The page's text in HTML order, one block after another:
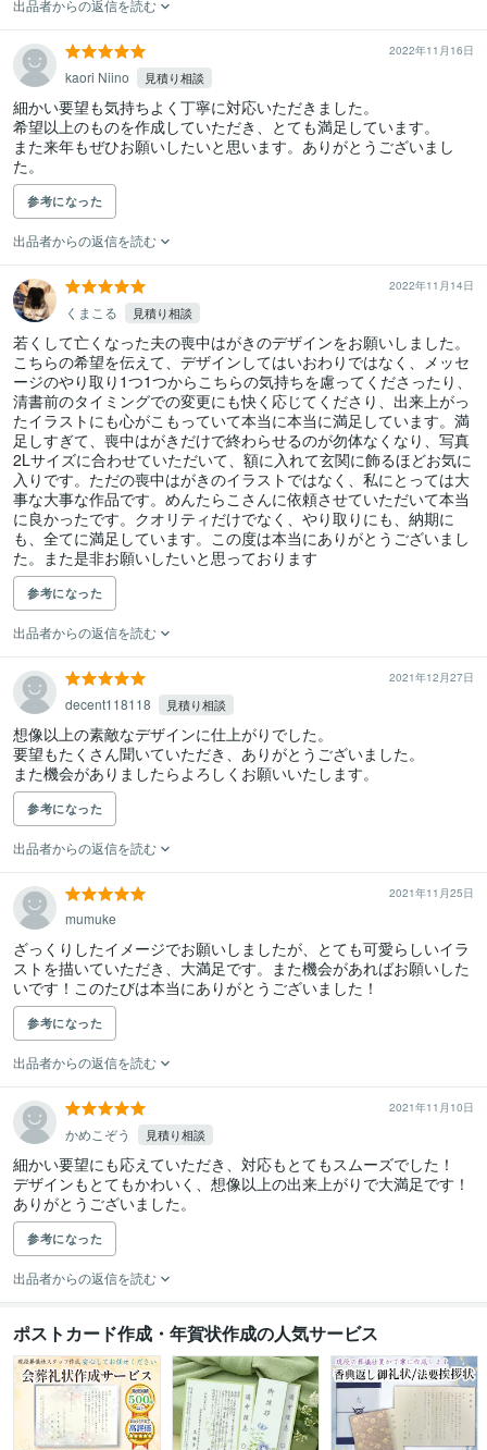
出品者からの返信を読む
2022年11月16日
kaori Niino 見積り相談
細かい要望も気持ちよく丁寧に対応いただきました。
希望以上のものを作成していただき、とても満足しています。
また来年もぜひお願いしたいと思います。ありがとうございまし
た。
参考になった
出品者からの返信を読む
2022年11月14日
くまこる 見積り相談
若くして亡くなった夫の喪中はがきのデザインをお願いしました。
こちらの希望を伝えて、デザインしてはいおわりではなく、メッセ
ージのやり取り1つ1つからこちらの気持ちを慮ってくださったり、
清書前のタイミングでの変更にも快く応じてくださり、出来上がっ
たイラストにも心がこもっていて本当に本当に満足しています。満
足しすぎて、喪中はがきだけで終わらせるのが勿体なくなり、写真
2Lサイズに合わせていただいて、額に入れて玄関に飾るほどお気に
入りです。ただの喪中はがきのイラストではなく、私にとっては大
事な大事な作品です。めんたらこさんに依頼させていただいて本当
に良かったです。クオリティだけでなく、やり取りにも、納期に
も、全てに満足しています。この度は本当にありがとうございまし
た。また是非お願いしたいと思っております
参考になった
出品者からの返信を読む
2021年12月27日
decent118118 見積り相談
想像以上の素敵なデザインに仕上がりでした。
要望もたくさん聞いていただき、ありがとうございました。
また機会がありましたらよろしくお願いいたします。
参考になった
出品者からの返信を読む
2021年11月25日
mumuke
ざっくりしたイメージでお願いしましたが、とても可愛らしいイラ
ストを描いていただき、大満足です。また機会があればお願いした
いです！このたびは本当にありがとうございました！
参考になった
出品者からの返信を読む
2021年11月10日
かめこぞう 見積り相談
細かい要望にも応えていただき、対応もとてもスムーズでした！
デザインもとてもかわいく、想像以上の出来上がりで大満足です！
ありがとうございました。
参考になった
出品者からの返信を読む
ポストカード作成・年賀状作成の人気サービス